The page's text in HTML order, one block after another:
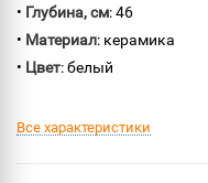
• Глубина, см: 46
• Материал: керамика
• Цвет: белый
Все характеристики